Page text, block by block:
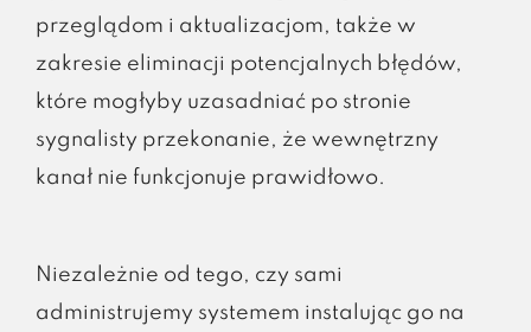
przeglądom i aktualizacjom, także w
zakresie eliminacji potencjalnych błędów,
które mogłyby uzasadniać po stronie
sygnalisty przekonanie, że wewnętrzny
kanał nie funkcjonuje prawidłowo.
Niezależnie od tego, czy sami
administrujemy systemem instalując go na